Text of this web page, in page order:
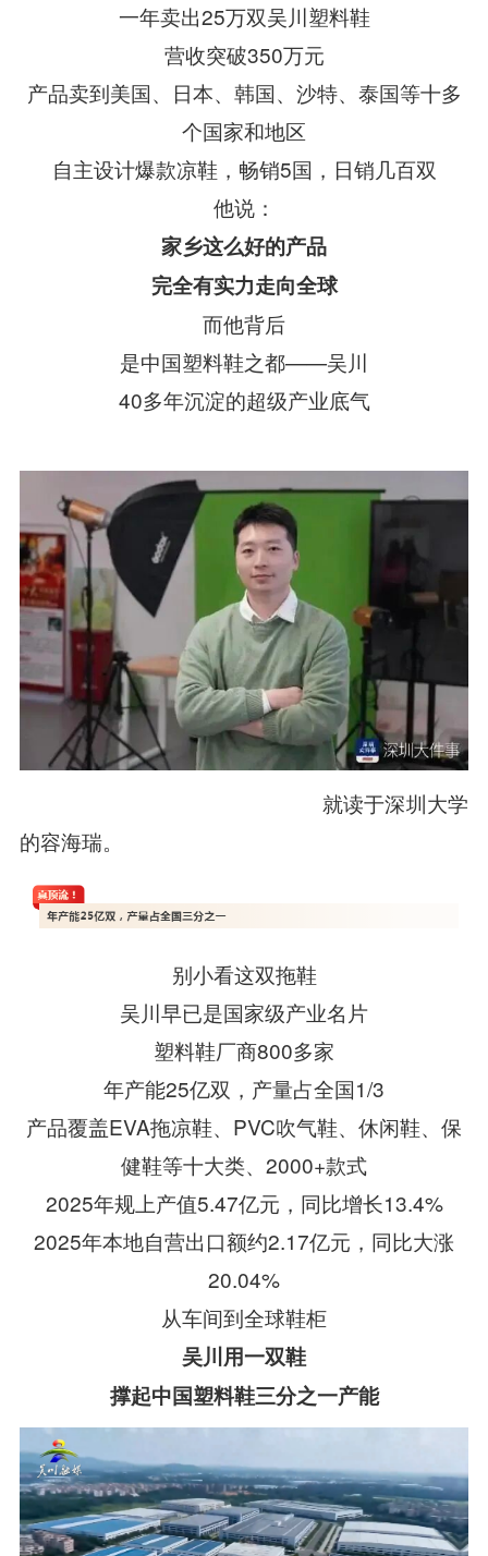
一年卖出25万双吴川塑料鞋
营收突破350万元
产品卖到美国、日本、韩国、沙特、泰国等十多
个国家和地区
自主设计爆款凉鞋，畅销5国，日销几百双
他说：
家乡这么好的产品
完全有实力走向全球
而他背后
是中国塑料鞋之都——吴川
40多年沉淀的超级产业底气
就读于深圳大学
的容海瑞。
别小看这双拖鞋
吴川早已是国家级产业名片
塑料鞋厂商800多家
年产能25亿双，产量占全国1/3
产品覆盖EVA拖凉鞋、PVC吹气鞋、休闲鞋、保
健鞋等十大类、2000+款式
2025年规上产值5.47亿元，同比增长13.4%
2025年本地自营出口额约2.17亿元，同比大涨
20.04%
从车间到全球鞋柜
吴川用一双鞋
撑起中国塑料鞋三分之一产能